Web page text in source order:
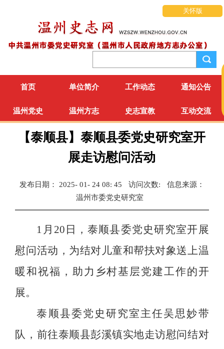
关怀版
首页 单位简介 工作动态 通知公告
温州党史 温州方志 史志宣教 互动交流
【泰顺县】泰顺县委党史研究室开
展走访慰问活动
发布日期： 2025- 01- 24 08: 45 访问次数:
信息来源：
温州市委党史研究室
1月20日，泰顺县委党史研究室开展
慰问活动，为结对儿童和帮扶对象送上温
暖和祝福，助力乡村基层党建工作的开
展。
泰顺县委党史研究室主任吴思妙带
队，前往泰顺县彭溪镇实地走访慰问结对